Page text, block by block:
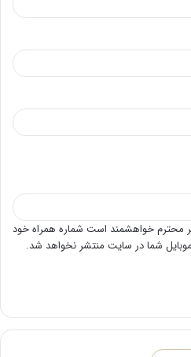
محترم خواهشمند است شماره همراه خود
موبایل شما در سایت منتشر نخواهد شد.